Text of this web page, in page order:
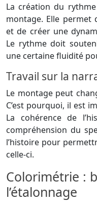
La création du
montage. Elle permet
et de créer une
Le rythme doit
une certaine fluidité
Travail sur la
Le montage peut
C’est pourquoi, il est
La cohérence de
compréhension du
l’histoire pour
celle-ci.
Colorimétrie :
l’étalonnage